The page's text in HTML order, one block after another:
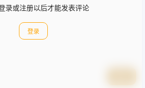
录或注册以后才能发表评论
登录